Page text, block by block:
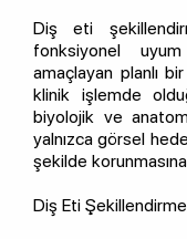
Diş eti
fonksiyonel
amaçlayan planlı
klinik işlemde
biyolojik ve
yalnızca görsel
şekilde
Diş Eti